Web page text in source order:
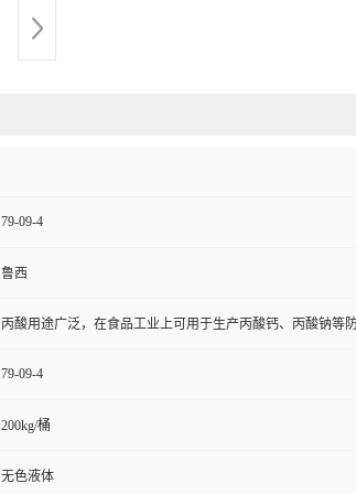
79-09-4
鲁西
丙酸用途广泛，在食品工业上可用于生产丙酸钙、丙酸钠等
79-09-4
200kg/桶
无色液体